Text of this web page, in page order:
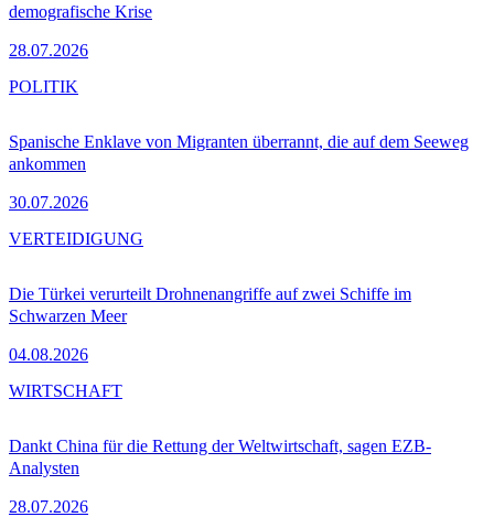
demografische Krise
28.07.2026
Spanische Enklave von Migranten überrannt, die auf dem Seeweg
ankommen
30.07.2026
POLITIK
Die Türkei verurteilt Drohnenangriffe auf zwei Schiffe im
Schwarzen Meer
04.08.2026
VERTEIDIGUNG
Dankt China für die Rettung der Weltwirtschaft, sagen EZB-
Analysten
28.07.2026
WIRTSCHAFT